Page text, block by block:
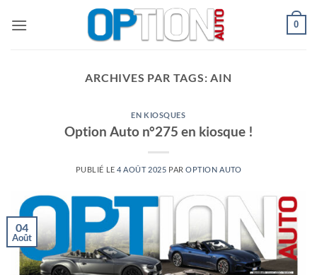
0
ARCHIVES PAR TAGS:AIN
EN KIOSQUES
Option Auto n°275 en kiosque !
PUBLIÉ LE4 AOÛT 2025 PAROPTION AUTO
04
Août